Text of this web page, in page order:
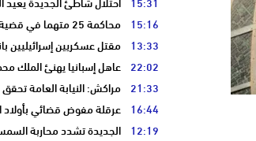
15:16 محاكمة 25 متهما في قضية الهجرة إلى سبتة
13:33 مقتل عسكريين إسرائيليين
22:02 عاهل إسبانيا يهنئ الملك
21:33 مراكش: النيابة العامة
16:44 عرقلة مفوض قضائي بأولاد
12:19 الجديدة تشدد محاربة